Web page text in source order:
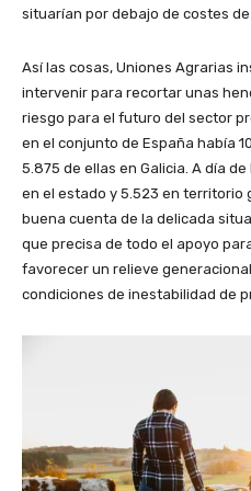
situarían por debajo de costes
Así las cosas, Uniones Agrarias
intervenir para recortar unas
riesgo para el futuro del sector
en el conjunto de España había
5.875 de ellas en Galicia. A día
en el estado y 5.523 en territorio
buena cuenta de la delicada
que precisa de todo el apoyo
favorecer un relieve
condiciones de inestabilidad de